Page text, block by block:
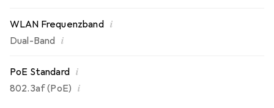
WLAN Frequenzband i
Dual-Band i
PoE Standard i
802.3af (PoE) i